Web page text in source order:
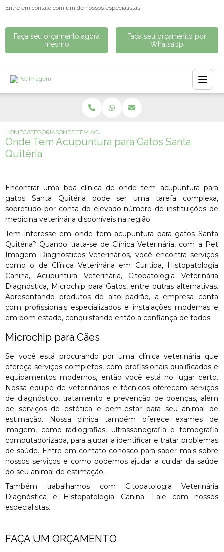
Entre em contato com um de nossos especialistas!
Faça seu orçamento agora
mesmo
Faça seu orçamento por
Whatsapp
HOMECATEGORIASONDE TEM ACUPUNTURA PARA GATOS SANTA QUITÉRIA
Onde Tem Acupuntura para Gatos Santa
Quitéria
Encontrar uma boa clínica de onde tem acupuntura para
gatos Santa Quitéria pode ser uma tarefa complexa,
sobretudo por conta do elevado número de instituições de
medicina veterinária disponíveis na região.
Tem interesse em onde tem acupuntura para gatos Santa
Quitéria? Quando trata-se de Clínica Veterinária, com a Pet
Imagem Diagnósticos Veterinários, você encontra serviços
como o de Clínica Veterinária em Curitiba, Histopatologia
Canina, Acupuntura Veterinária, Citopatologia Veterinária
Diagnóstica, Microchip para Gatos, entre outras alternativas.
Apresentando produtos de alto padrão, a empresa conta
com profissionais especializados e instalações modernas e
em bom estado, conquistando então a confiança de todos.
Microchip para Cães
Se você está procurando por uma clínica veterinária que
ofereça serviços completos, com profissionais qualificados e
equipamentos modernos, então você está no lugar certo.
Nossa equipe de veterinários e técnicos oferecem serviços
de diagnóstico, tratamento e prevenção de doenças, além
de serviços de estética e bem-estar para seu animal de
estimação. Nossa clínica também oferece exames de
imagem, como radiografias, ultrassonografia e tomografia
computadorizada, para ajudar a identificar e tratar problemas
de saúde. Entre em contato conosco para saber mais sobre
nossos serviços e como podemos ajudar a cuidar da saúde
do seu animal de estimação.
Também trabalhamos com Citopatologia Veterinária
Diagnóstica e Histopatologia Canina. Fale com nossos
especialistas.
FAÇA UM ORÇAMENTO